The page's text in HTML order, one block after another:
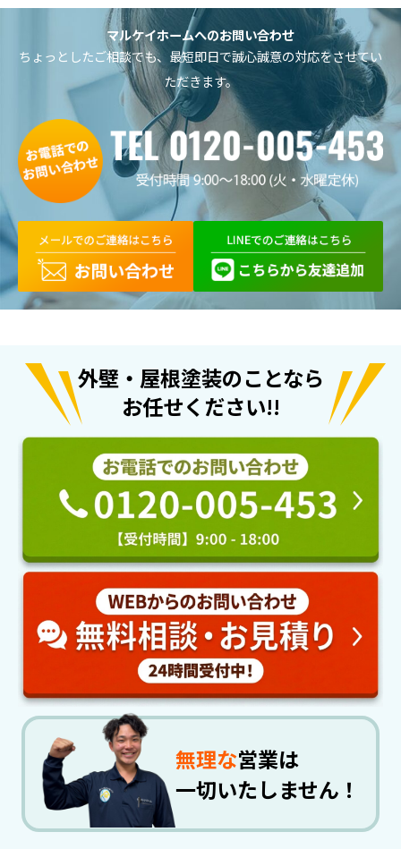
マルケイホームへのお問い合わせ
ちょっとしたご相談でも、最短即日で誠心誠意の対応をさせてい
ただきます。
外壁・屋根塗装のことなら
お任せください!!
無理な営業は
一切いたしません！